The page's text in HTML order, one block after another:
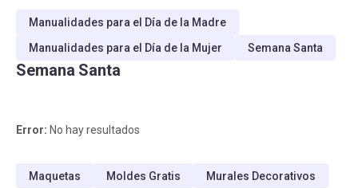
Manualidades para el Día de la Madre
Manualidades para el Día de la Mujer
Semana Santa
Semana Santa
Error: No hay resultados
Maquetas Moldes Gratis Murales Decorativos